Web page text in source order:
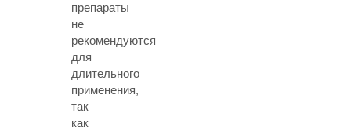
препараты
не
рекомендуются
для
длительного
применения,
так
как